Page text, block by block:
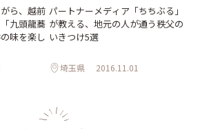
ら、越前
九頭龍蕎
味を楽し
パートナーメディア「ちちぶる」
が教える、地元の人が通う秩父の
いきつけ5選
埼玉県 2016.11.01